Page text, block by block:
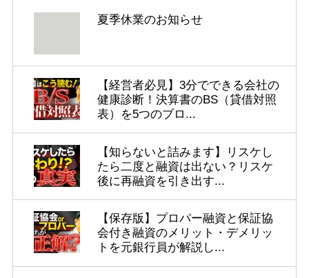
夏季休業のお知らせ
【経営者必見】3分でできる会社の
健康診断！決算書のBS（貸借対照
表）を5つのブロ...
【知らないと詰みます】リスケし
たら二度と融資は出ない？リスケ
後に再融資を引き出す...
【保存版】プロパー融資と保証協
会付き融資のメリット・デメリッ
トを元銀行員が解説し...